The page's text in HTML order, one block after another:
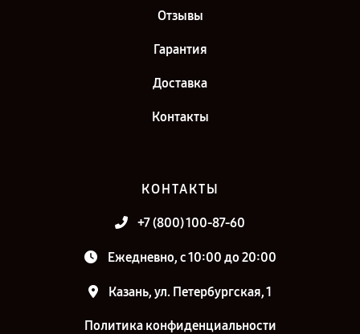
Отзывы
Гарантия
Доставка
Контакты
КОНТАКТЫ
+7 (800) 100-87-60
Ежедневно, с 10:00 до 20:00
Казань, ул. Петербургская, 1
Политика конфиденциальности